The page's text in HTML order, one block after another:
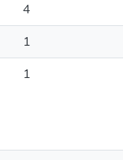
4
1
1